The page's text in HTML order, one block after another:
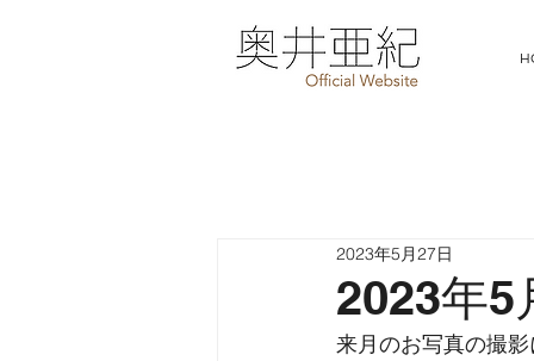
2023年5
2023年5月27日
来月のお写真の撮